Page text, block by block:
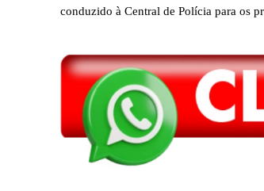
conduzido à Central de Polícia para os